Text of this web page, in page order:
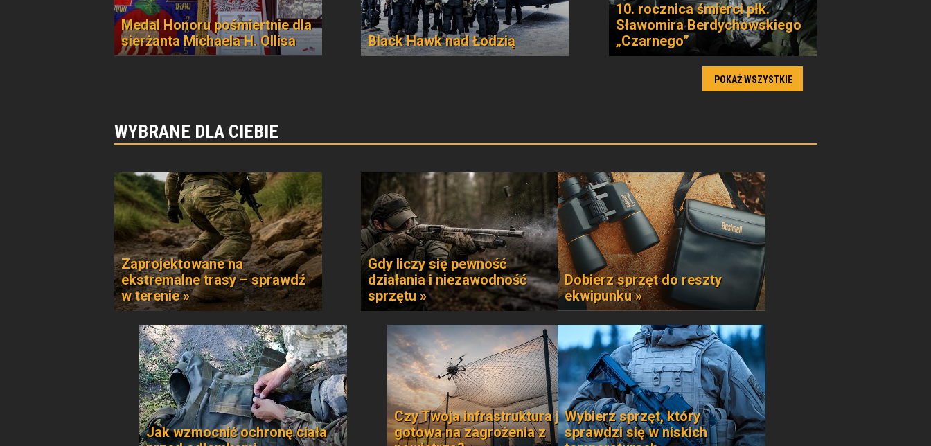
Medal Honoru pośmiertnie dla
sierżanta Michaela H. Ollisa
Black Hawk nad Łodzią
10. rocznica śmierci płk.
Sławomira Berdychowskiego
„Czarnego”
POKAŻ WSZYSTKIE
WYBRANE DLA CIEBIE
Zaprojektowane na
ekstremalne trasy – sprawdź
w terenie »
Gdy liczy się pewność
działania i niezawodność
sprzętu »
Dobierz sprzęt do reszty
ekwipunku »
Jak wzmocnić ochronę ciała
Czy Twoja infrastruktura jest
gotowa na zagrożenia z
Wybierz sprzęt, który
sprawdzi się w niskich